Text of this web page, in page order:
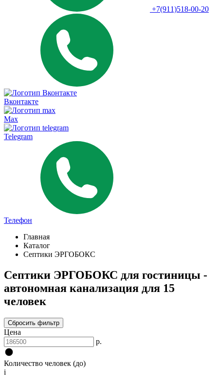
+7(911)518-00-20
Вконтакте
Max
Telegram
Телефон
Главная
Каталог
Септики ЭРГОБОКС
Септики ЭРГОБОКС для гостиницы -
автономная канализация для 15
человек
Сбросить фильтр
Цена
р.
Количество человек (до)
i